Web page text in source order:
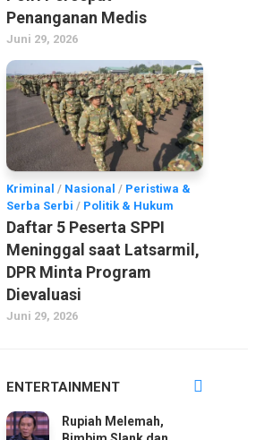
Penanganan Medis
Juni 29, 2026
Kriminal / Nasional / Peristiwa &
Serba Serbi / Politik & Hukum
Daftar 5 Peserta SPPI
Meninggal saat Latsarmil,
DPR Minta Program
Dievaluasi
Juni 29, 2026
ENTERTAINMENT
Rupiah Melemah,